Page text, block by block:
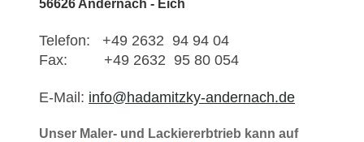
56626 Andernach - Eich
Telefon: +49 2632 94 94 04
Fax: +49 2632 95 80 054
E-Mail: info@hadamitzky-andernach.de
Unser Maler- und Lackiererbtrieb kann auf